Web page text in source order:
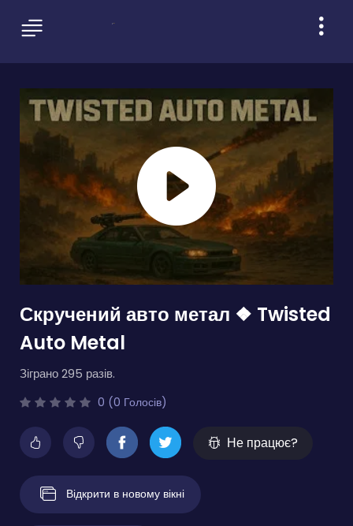
Скручений авто метал ❖ Twisted
Auto Metal
Зіграно 295 разів.
0 (0 Голосів)
Не працює?
Відкрити в новому вікні